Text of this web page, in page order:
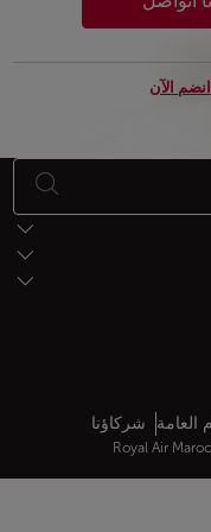
الآن
شركاؤنا